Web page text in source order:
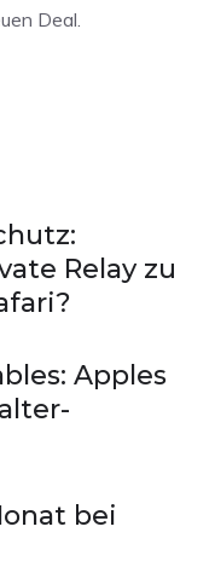
Deal.
Relay zu
Apples
bei